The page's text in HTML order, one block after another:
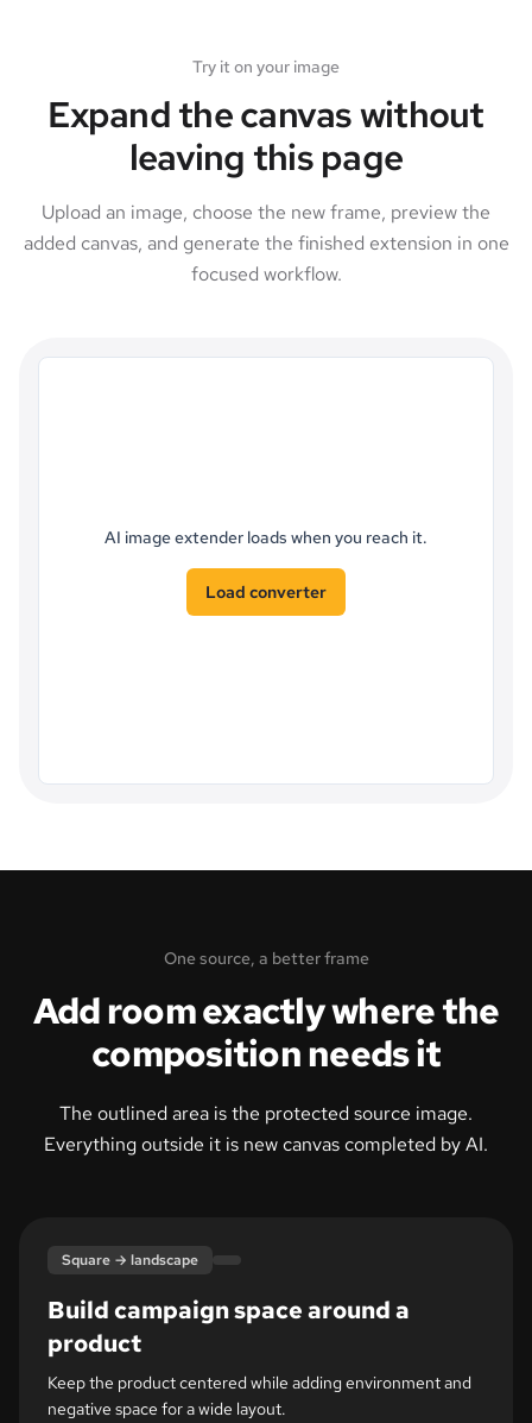
Try it on your image
Expand the canvas without
leaving this page
Upload an image, choose the new frame, preview the
added canvas, and generate the finished extension in one
focused workflow.
AI image extender loads when you reach it.
Load converter
One source, a better frame
Add room exactly where the
composition needs it
The outlined area is the protected source image.
Everything outside it is new canvas completed by AI.
Square → landscape
Build campaign space around a
product
Keep the product centered while adding environment and
negative space for a wide layout.